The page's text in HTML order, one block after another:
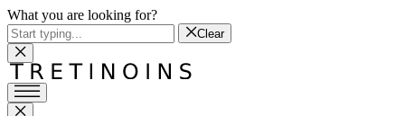
What you are looking for?
Clear